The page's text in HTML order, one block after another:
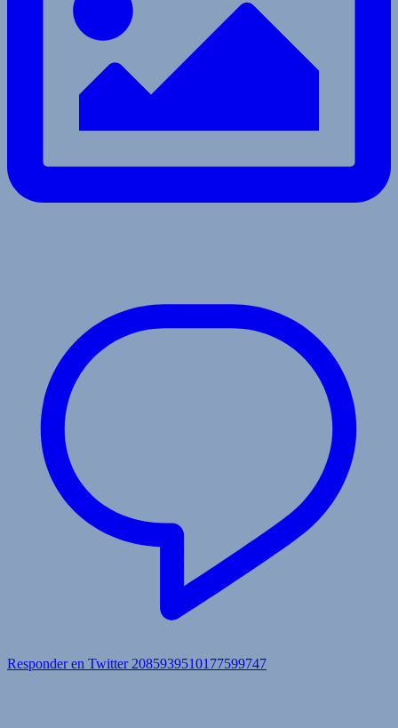
Responder en Twitter 2085939510177599747